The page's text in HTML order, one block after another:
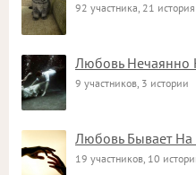
92 участника, 21 история
Любовь Нечаянно
9 участников, 3 истории
Любовь Бывает На
19 участников, 10